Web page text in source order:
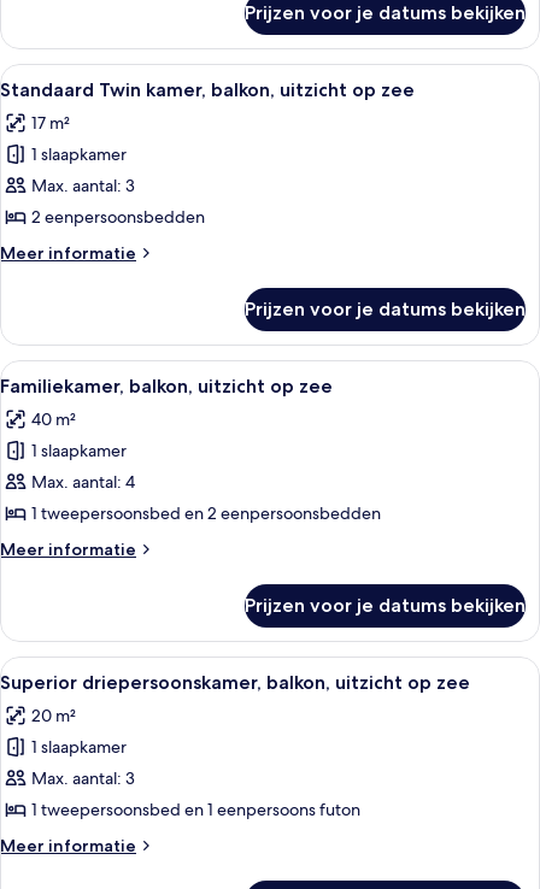
laden
eenpersoonskamer,
balkon,
uitzicht
zee
Prijzen voor je datums bekijken
Alle
foto's
voor
Standaard
Twin
kamer,
balkon,
uitzicht
zee
laden
Een hotelkamer met twee bedden,
4
Standaard Twin kamer, balkon, uitzicht op zee
17 m²
1 slaapkamer
Max. aantal: 3
2 eenpersoonsbedden
Meer informatie
Meer
Twin
kamer,
balkon,
op
zee
Prijzen voor je datums bekijken
Alle
foto's
voor
Familiekamer,
balkon,
uitzicht
op
zee
Een hotelkamer met twee bedden,
4
Familiekamer, balkon, uitzicht op zee
40 m²
1 slaapkamer
Max. aantal: 4
1 tweepersoonsbed en 2 eenpersoonsbedden
Meer informatie
Meer
balkon,
uitzicht
op
zee
Prijzen voor je datums bekijken
Alle
foto's
voor
Superior
driepersoonskamer,
balkon,
uitzicht
op
Hotelkamer met een bed, een
6
Superior driepersoonskamer, balkon, uitzicht op zee
20 m²
1 slaapkamer
Max. aantal: 3
1 tweepersoonsbed en 1 eenpersoons futon
Meer informatie
Meer